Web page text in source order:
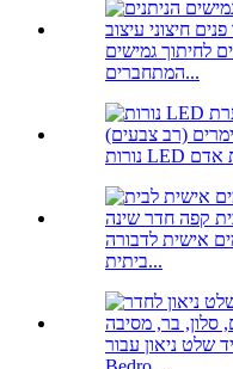
לחיתוך גמישים
המתחברים...
אישית לדבורה
ביתית...
שלט ניאון עבור